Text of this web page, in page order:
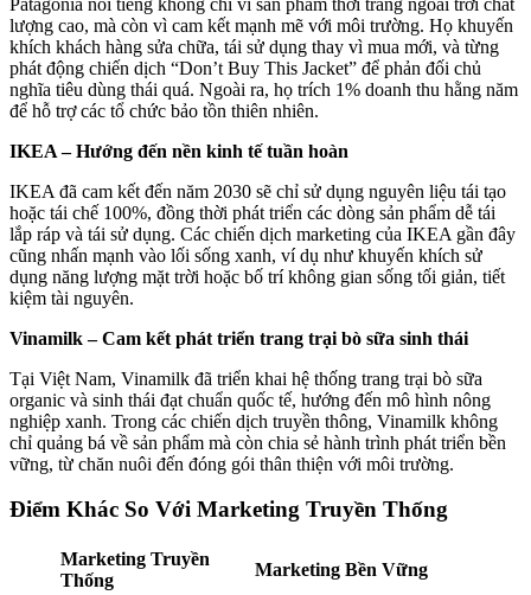
lượng cao, mà còn vì cam kết mạnh mẽ với môi trường. Họ khuyến
khích khách hàng sửa chữa, tái sử dụng thay vì mua mới, và từng
phát động chiến dịch “Don’t Buy This Jacket” để phản đối chủ
nghĩa tiêu dùng thái quá. Ngoài ra, họ trích 1% doanh thu hằng năm
để hỗ trợ các tổ chức bảo tồn thiên nhiên.
IKEA – Hướng đến nền kinh tế tuần hoàn
IKEA đã cam kết đến năm 2030 sẽ chỉ sử dụng nguyên liệu tái tạo
hoặc tái chế 100%, đồng thời phát triển các dòng sản phẩm dễ tái
lắp ráp và tái sử dụng. Các chiến dịch marketing của IKEA gần đây
cũng nhấn mạnh vào lối sống xanh, ví dụ như khuyến khích sử
dụng năng lượng mặt trời hoặc bố trí không gian sống tối giản, tiết
kiệm tài nguyên.
Vinamilk – Cam kết phát triển trang trại bò sữa sinh thái
Tại Việt Nam, Vinamilk đã triển khai hệ thống trang trại bò sữa
organic và sinh thái đạt chuẩn quốc tế, hướng đến mô hình nông
nghiệp xanh. Trong các chiến dịch truyền thông, Vinamilk không
chỉ quảng bá về sản phẩm mà còn chia sẻ hành trình phát triển bền
vững, từ chăn nuôi đến đóng gói thân thiện với môi trường.
Điểm Khác So Với Marketing Truyền Thống
Marketing Truyền
Thống
Marketing Bền Vững